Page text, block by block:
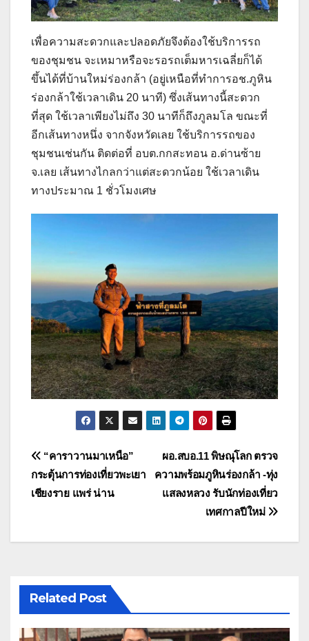
เพื่อความสะดวกและปลอดภัยจึงต้องใช้บริการรถ
ของชุมชน จะเหมาหรือจะรอรถเต็มหารเฉลี่ยก็ได้
ขึ้นได้ที่บ้านใหม่ร่องกล้า (อยู่เหนือที่ทำการอช.ภูหิน
ร่องกล้าใช้เวลาเดิน 20 นาที) ซึ่งเส้นทางนี้สะดวก
ที่สุด ใช้เวลาเพียงไม่ถึง 30 นาทีก็ถึงภูลมโล ขณะที่
อีกเส้นทางหนึ่ง จากจังหวัดเลย ใช้บริการรถของ
ชุมชนเช่นกัน ติดต่อที่ อบต.กกสะทอน อ.ด่านซ้าย
จ.เลย เส้นทางไกลกว่าแต่สะดวกน้อย ใช้เวลาเดิน
ทางประมาณ 1 ชั่วโมงเศษ
แนะแนว
เรื่อง
ผอ.สบอ.11 พิษณุโลก ตรวจ
ความพร้อมภูหินร่องกล้า -ทุ่ง
แสลงหลวง รับนักท่องเที่ยว
เทศกาลปีใหม่
“คาราวานมาเหนือ”
กระตุ้นการท่องเที่ยวพะเยา
เชียงราย แพร่ น่าน
Related Post